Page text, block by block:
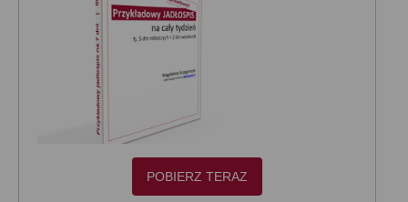
POBIERZ TERAZ